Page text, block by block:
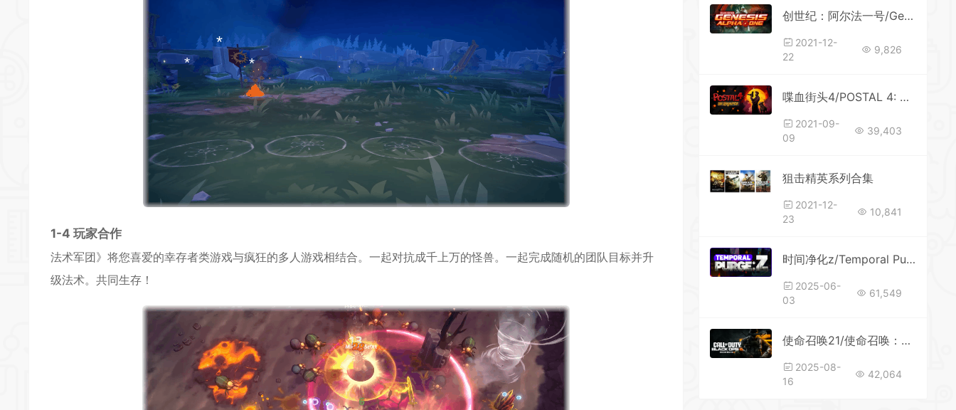
1-4 玩家合作
法术军团》将您喜爱的幸存者类游戏与疯狂的多人 游戏相结合。一起对抗成千上万的怪兽。一起完成随机的团队目标并升
级法术。共同生存 ！
创世纪：阿尔法一号/Genesis Alpha One（更新豪华版）
2021-12-
22
9,826
喋血街头4/POSTAL 4: No Regerts（更新v1.1.2）
2021-09-
09
39,403
狙击精英系列合集
2021-12-
23
10,841
时间净化z/Temporal Purge: Z
2025-06-
03
61,549
使命召唤21/使命召唤：黑色行动6-战役 （游戏暂不支持即时存档）
2025-08-
16
42,064
*
*
*
*
*
*
*